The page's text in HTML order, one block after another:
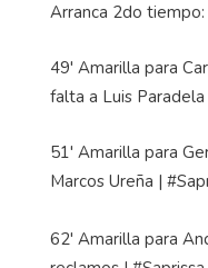
Arranca 2do
49' Amarilla para
falta a Luis
51' Amarilla para
Marcos Ureña |
62' Amarilla para